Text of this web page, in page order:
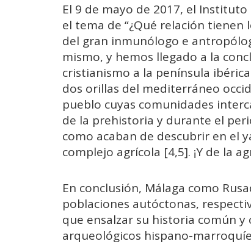
El 9 de mayo de 2017, el
el tema de “¿Qué relación tienen
del gran inmunólogo e
mismo, y hemos llegado a la
cristianismo a la península
dos orillas del mediterráneo
pueblo cuyas comunidades
de la prehistoria y durante el
como acaban de descubrir en el
complejo agrícola [4,5]. ¡Y de la
En conclusión, Málaga como
poblaciones autóctonas,
que ensalzar su historia común
arqueológicos hispano-